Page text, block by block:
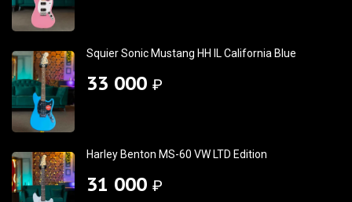
Squier Sonic Mustang HH IL California Blue
33 000 ₽
Harley Benton MS-60 VW LTD Edition
31 000 ₽